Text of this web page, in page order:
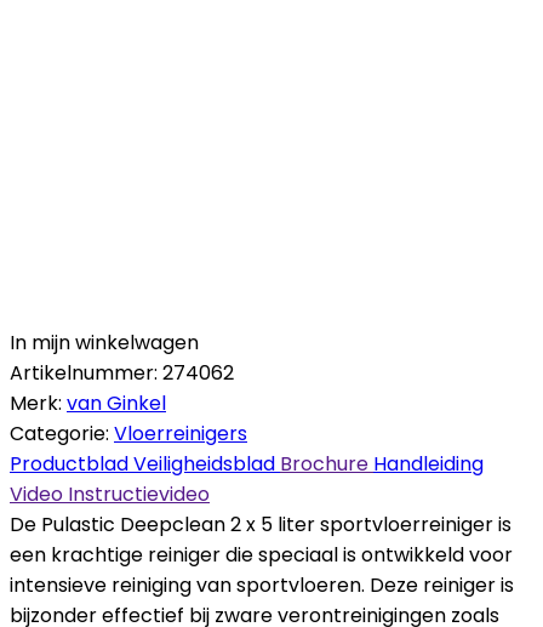
In mijn winkelwagen
Artikelnummer: 274062
Merk: van Ginkel
Categorie: Vloerreinigers
ProductbladVeiligheidsblad Brochure Handleiding
Video Instructievideo
De Pulastic Deepclean 2 x 5 liter sportvloerreiniger is
een krachtige reiniger die speciaal is ontwikkeld voor
intensieve reiniging van sportvloeren. Deze reiniger is
bijzonder effectief bij zware verontreinigingen zoals